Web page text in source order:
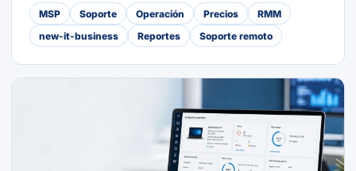
MSP Soporte Operación Precios
RMM
new-it-business
Reportes Soporte remoto